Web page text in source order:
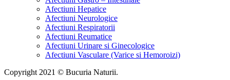
Afectiuni Hepatice
Afectiuni Neurologice
Afectiuni Respiratorii
Afectiuni Reumatice
Afectiuni Urinare si Ginecologice
Afectiuni Vasculare (Varice si Hemoroizi)
Copyright 2021 © Bucuria Naturii.